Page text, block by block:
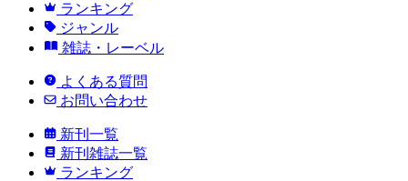
ランキング
ジャンル
雑誌・レーベル
よくある質問
お問い合わせ
新刊一覧
新刊雑誌一覧
ランキング